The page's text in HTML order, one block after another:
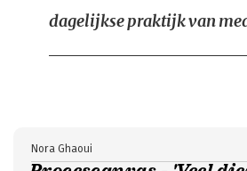
dagelijkse praktijk van
Nora Ghaoui